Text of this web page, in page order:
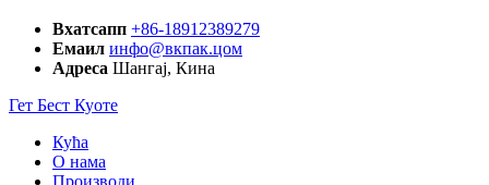
Вхатсапп +86-18912389279
Емаил инфо@вкпак.цом
Адреса Шангај, Кина
Гет Бест Куоте
Кућа
О нама
Производи